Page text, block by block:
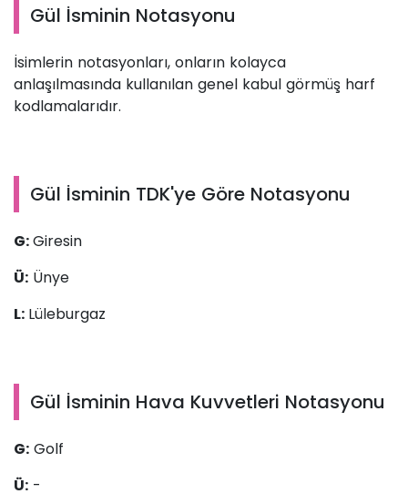
Gül İsminin Notasyonu
İsimlerin notasyonları, onların kolayca
anlaşılmasında kullanılan genel kabul görmüş harf
kodlamalarıdır.
Gül İsminin TDK'ye Göre Notasyonu
G:Giresin
Ü: Ünye
L: Lüleburgaz
Gül İsminin Hava Kuvvetleri Notasyonu
G: Golf
Ü: -